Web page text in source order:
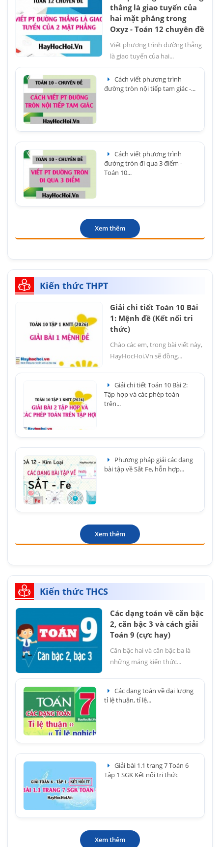
thẳng là giao tuyến của
hai mặt phẳng trong
Oxyz - Toán 12 chuyên đề
Viết phương trình đường thẳng
là giao tuyến của hai...
Cách viết phương trình
đường tròn nội tiếp tam giác -...
Cách viết phương trình
đường tròn đi qua 3 điểm -
Toán 10...
Xem thêm
Kiến thức THPT
Giải chi tiết Toán 10 Bài
1: Mệnh đề (Kết nối tri
thức)
Chào các em, trong bài viết này,
HayHocHoi.Vn sẽ đồng...
Giải chi tiết Toán 10 Bài 2:
Tập hợp và các phép toán
trên...
Phương pháp giải các dạng
bài tập về Sắt Fe, hỗn hợp...
Xem thêm
Kiến thức THCS
Các dạng toán về căn bậc
2, căn bậc 3 và cách giải
Toán 9 (cực hay)
Căn bậc hai và căn bậc ba là
những mảng kiến thức...
Các dạng toán về đại lượng
tỉ lệ thuận, tỉ lệ...
Giải bài 1.1 trang 7 Toán 6
Tập 1 SGK Kết nối tri thức
Xem thêm